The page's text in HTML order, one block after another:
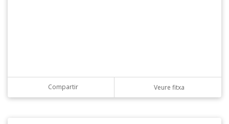
Compartir Veure fitxa